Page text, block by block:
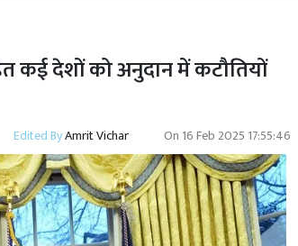
कई देशों को अनुदान में कटौतियों
Edited ByAmrit Vichar On 16 Feb 2025 17:55:46